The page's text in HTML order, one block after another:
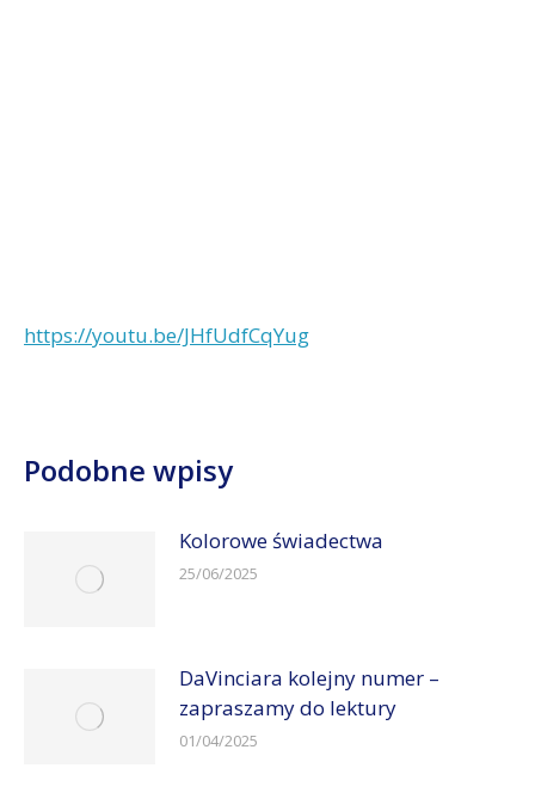
https://youtu.be/JHfUdfCqYug
Podobne wpisy
Kolorowe świadectwa
25/06/2025
DaVinciara kolejny numer –
zapraszamy do lektury
01/04/2025